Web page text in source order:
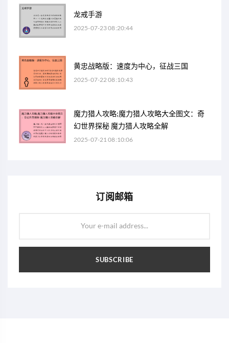
龙戒手游
2025-07-23 08:20:44
黄忠战略版：速度为中心，征战三国
2025-07-22 08:10:43
魔力猎人攻略;魔力猎人攻略大全图文：奇
幻世界探秘 魔力猎人攻略全解
2025-07-21 08:10:06
订阅邮箱
Your e-mail address...
SUBSCRIBE